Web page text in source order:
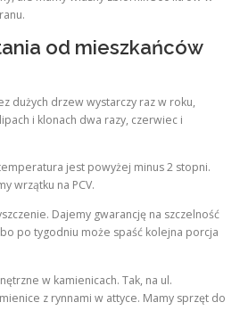
od mieszkańców
dużych drzew wystarczy raz w roku,
i klonach dwa razy, czerwiec i
jest powyżej minus 2 stopni.
wrzątku na PCV.
Dajemy gwarancję na szczelność
po tygodniu może spaść kolejna porcja
w kamienicach. Tak, na ul.
z rynnami w attyce. Mamy sprzęt do